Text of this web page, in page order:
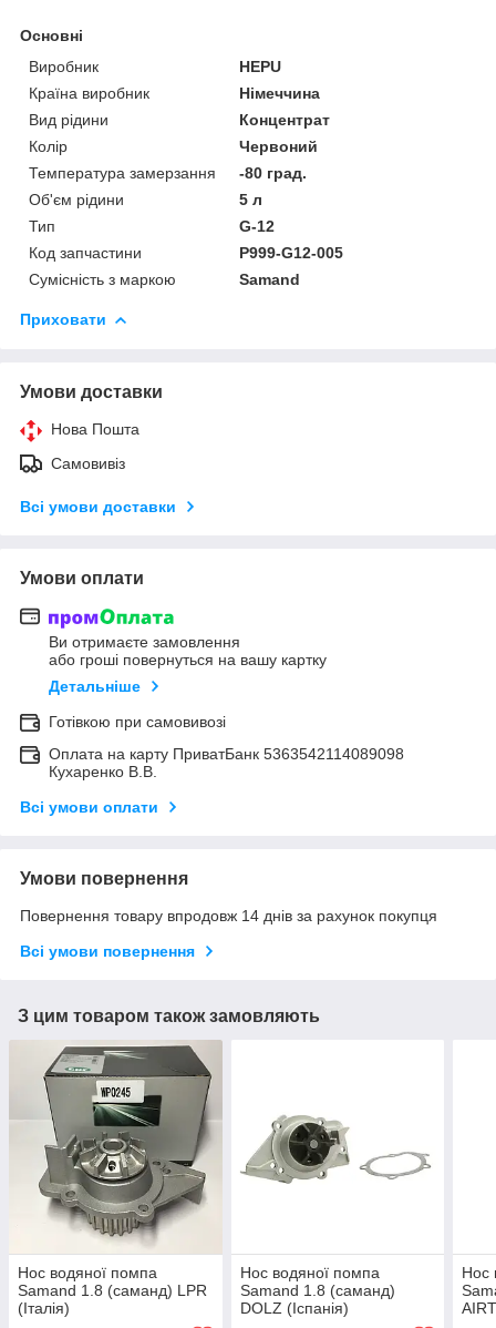
Основні
Виробник
HEPU
Країна виробник
Німеччина
Вид рідини
Концентрат
Колір
Червоний
Температура замерзання
-80 град.
Об'єм рідини
5 л
Тип
G-12
Код запчастини
P999-G12-005
Сумісність з маркою
Samand
Приховати
Умови доставки
Нова Пошта
Самовивіз
Всі умови доставки
Умови оплати
Ви отримаєте замовлення
або гроші повернуться на вашу картку
Детальніше
Готівкою при самовивозі
Оплата на карту ПриватБанк 5363542114089098
Кухаренко В.В.
Всі умови оплати
Умови повернення
Повернення товару впродовж 14 днів за рахунок покупця
Всі умови повернення
З цим товаром також замовляють
Нос водяної помпа
Samand 1.8 (саманд) LPR
(Італія)
Нос водяної помпа
Samand 1.8 (саманд)
DOLZ (Іспанія)
Нос